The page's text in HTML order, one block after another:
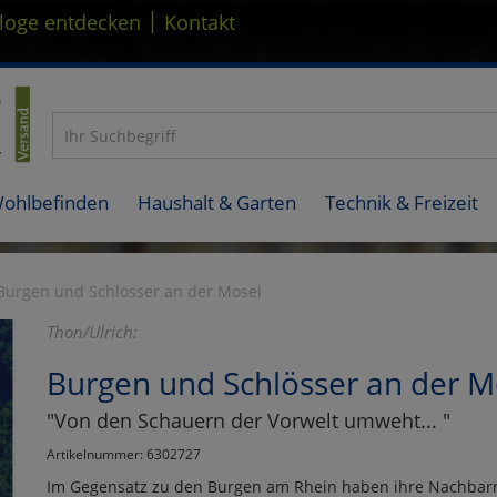
entdecken | Kontakt
Haushalt & Garten Technik & Freizeit
und Schlösser an der Mosel
Thon/Ulrich:
Burgen und Schlösser an der
"Von den Schauern der Vorwelt umweht... "
Artikelnummer: 6302727
Im Gegensatz zu den Burgen am Rhein haben ihre